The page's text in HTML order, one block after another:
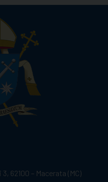
62100 – Macerata (MC)